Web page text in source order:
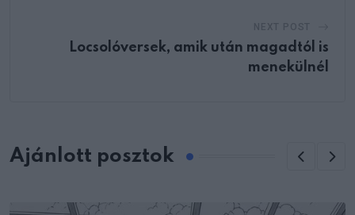
Locsolóversek, amik után magadtól is
menekülnél
Ajánlott posztok